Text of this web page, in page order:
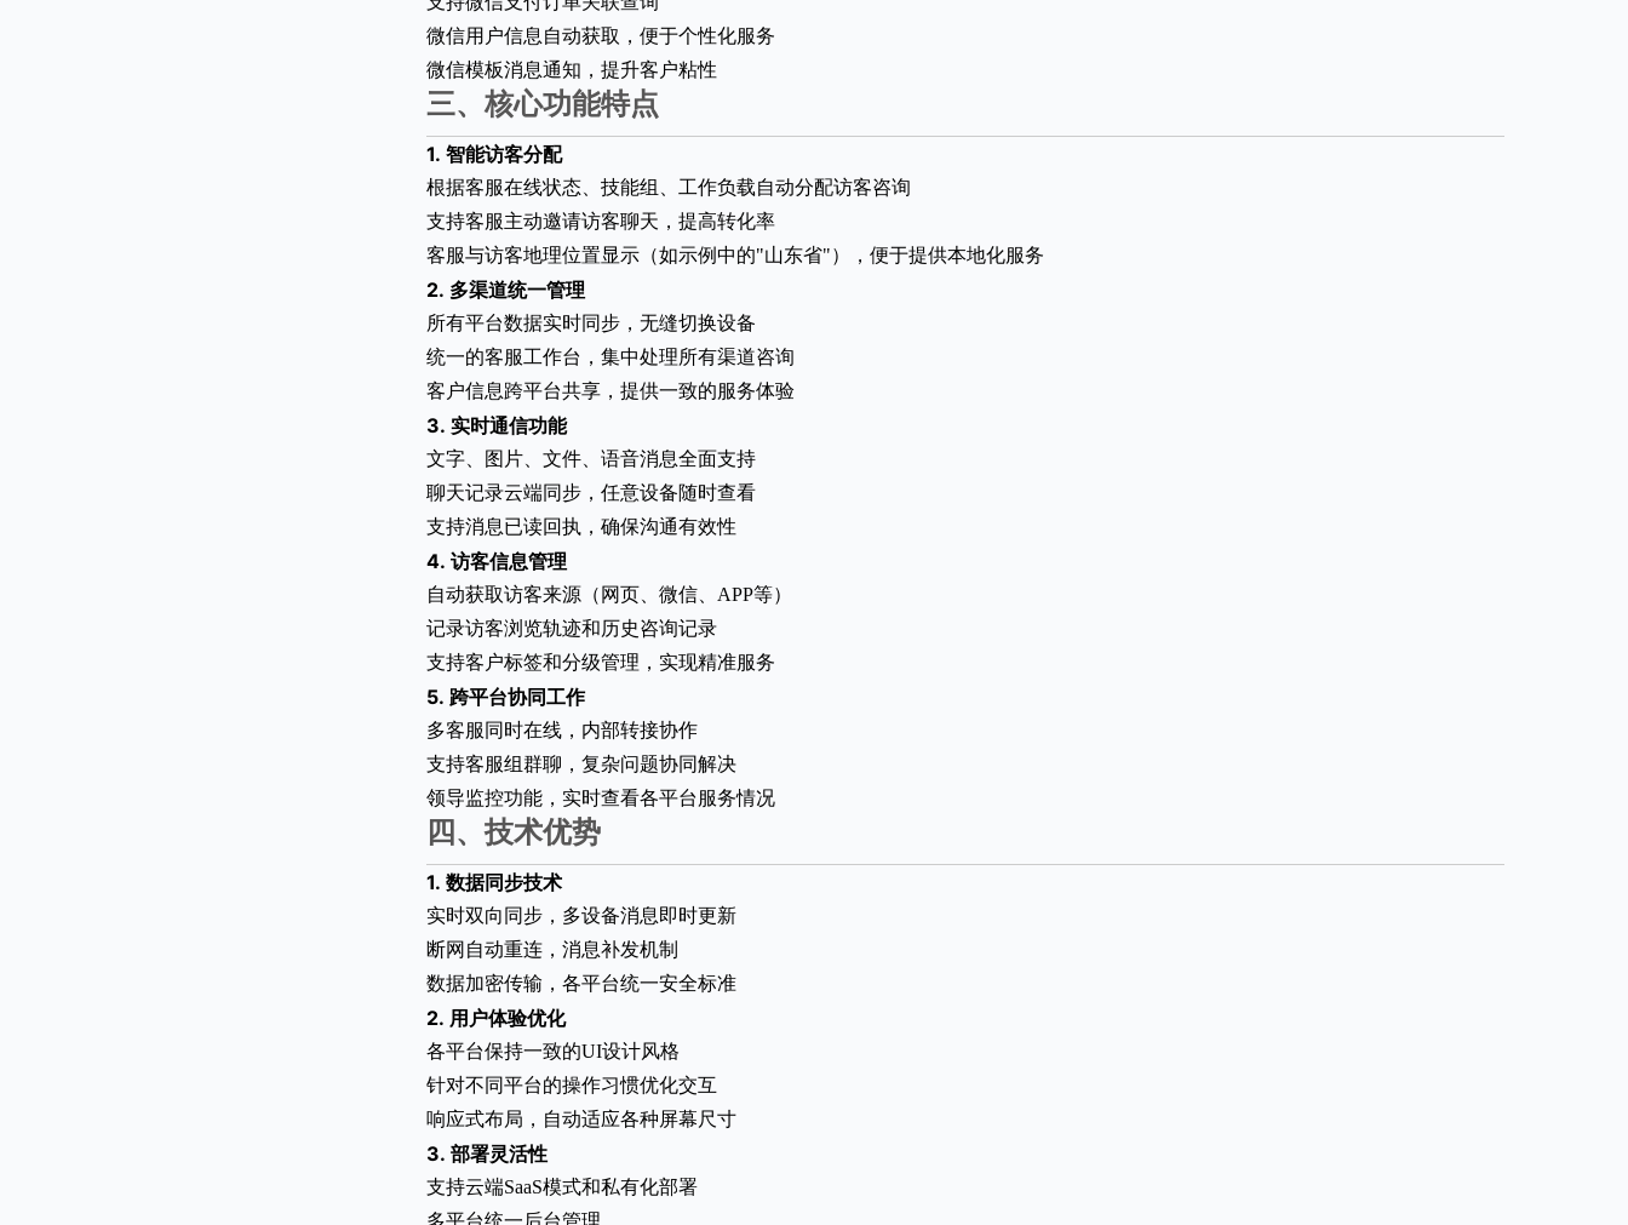
微信用户信息自动获取，便于个性化服务
微信模板消息通知，提升客户粘性
三、核心功能特点
1. 智能访客分配
根据客服在线状态、技能组、工作负载自动分配访客咨询
支持客服主动邀请访客聊天，提高转化率
客服与访客地理位置显示（如示例中的"山东省"），便于提供本地化服务
2. 多渠道统一管理
所有平台数据实时同步，无缝切换设备
统一的客服工作台，集中处理所有渠道咨询
客户信息跨平台共享，提供一致的服务体验
3. 实时通信功能
文字、图片、文件、语音消息全面支持
聊天记录云端同步，任意设备随时查看
支持消息已读回执，确保沟通有效性
4. 访客信息管理
自动获取访客来源（网页、微信、APP等）
记录访客浏览轨迹和历史咨询记录
支持客户标签和分级管理，实现精准服务
5. 跨平台协同工作
多客服同时在线，内部转接协作
支持客服组群聊，复杂问题协同解决
领导监控功能，实时查看各平台服务情况
四、技术优势
1. 数据同步技术
实时双向同步，多设备消息即时更新
断网自动重连，消息补发机制
数据加密传输，各平台统一安全标准
2. 用户体验优化
各平台保持一致的UI设计风格
针对不同平台的操作习惯优化交互
响应式布局，自动适应各种屏幕尺寸
3. 部署灵活性
支持云端SaaS模式和私有化部署
多平台统一后台管理